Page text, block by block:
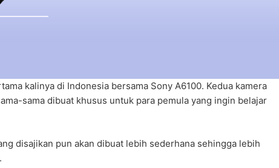
kalinya di Indonesia bersama Sony A6100. Kedua kamera
sama dibuat khusus untuk para pemula yang ingin belajar
disajikan pun akan dibuat lebih sederhana sehingga lebih